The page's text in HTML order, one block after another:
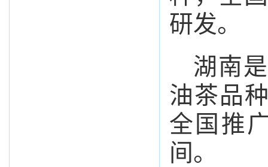
研发。
湖南
油茶品
全国推
间。